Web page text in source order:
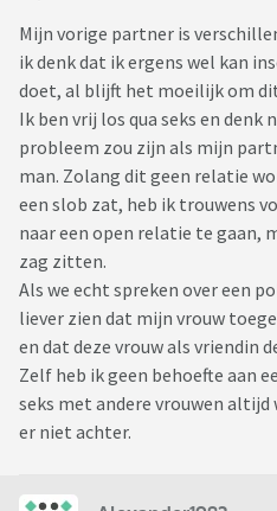
Mijn vorige partner is
ik denk dat ik ergens wel kan
doet, al blijft het moeilijk om
Ik ben vrij los qua seks en
probleem zou zijn als mijn
man. Zolang dit geen relatie
een slob zat, heb ik trouwens
naar een open relatie te gaan,
zag zitten.
Als we echt spreken over een
liever zien dat mijn vrouw
en dat deze vrouw als vriendin
Zelf heb ik geen behoefte aan
seks met andere vrouwen altijd
er niet achter.